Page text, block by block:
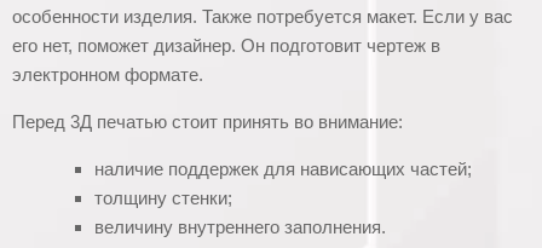
особенности изделия. Также потребуется макет. Если у вас
его нет, поможет дизайнер. Он подготовит чертеж в
электронном формате.
Перед 3Д печатью стоит принять во внимание:
наличие поддержек для нависающих частей;
толщину стенки;
величину внутреннего заполнения.